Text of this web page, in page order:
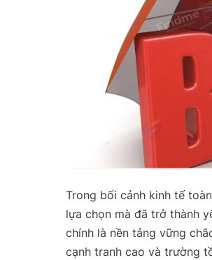
Trong bối cảnh kinh tế
lựa chọn mà đã trở thành
chính là nền tảng vững
cạnh tranh cao và trường